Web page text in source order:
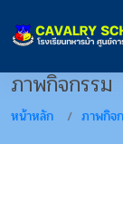
ภาพกิจกรรม
หน้าหลัก ภาพกิจ